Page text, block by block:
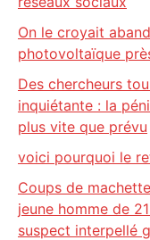
On le croyait
photovoltaïque
Des chercheurs
inquiétante : la
plus vite que prévu
voici pourquoi le
Coups de
jeune homme de
suspect interpellé